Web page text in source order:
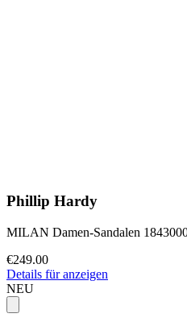
Phillip Hardy
MILAN Damen-Sandalen
€249.00
Details für anzeigen
NEU